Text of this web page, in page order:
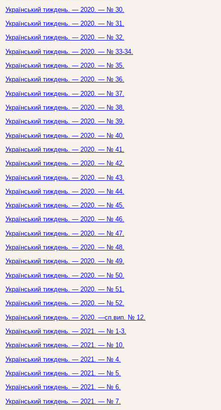
Український тиждень. — 2020. — № 30.
Український тиждень. — 2020. — № 31.
Український тиждень. — 2020. — № 32.
Український тиждень. — 2020. — № 33-34.
Український тиждень. — 2020. — № 35.
Український тиждень. — 2020. — № 36.
Український тиждень. — 2020. — № 37.
Український тиждень. — 2020. — № 38.
Український тиждень. — 2020. — № 39.
Український тиждень. — 2020. — № 40.
Український тиждень. — 2020. — № 41.
Український тиждень. — 2020. — № 42.
Український тиждень. — 2020. — № 43.
Український тиждень. — 2020. — № 44.
Український тиждень. — 2020. — № 45.
Український тиждень. — 2020. — № 46.
Український тиждень. — 2020. — № 47.
Український тиждень. — 2020. — № 48.
Український тиждень. — 2020. — № 49.
Український тиждень. — 2020. — № 50.
Український тиждень. — 2020. — № 51.
Український тиждень. — 2020. — № 52.
Український тиждень. — 2020. —сп.вип. № 12.
Український тиждень. — 2021. — № 1-3.
Український тиждень. — 2021. — № 10.
Український тиждень. — 2021. — № 4.
Український тиждень. — 2021. — № 5.
Український тиждень. — 2021. — № 6.
Український тиждень. — 2021. — № 7.